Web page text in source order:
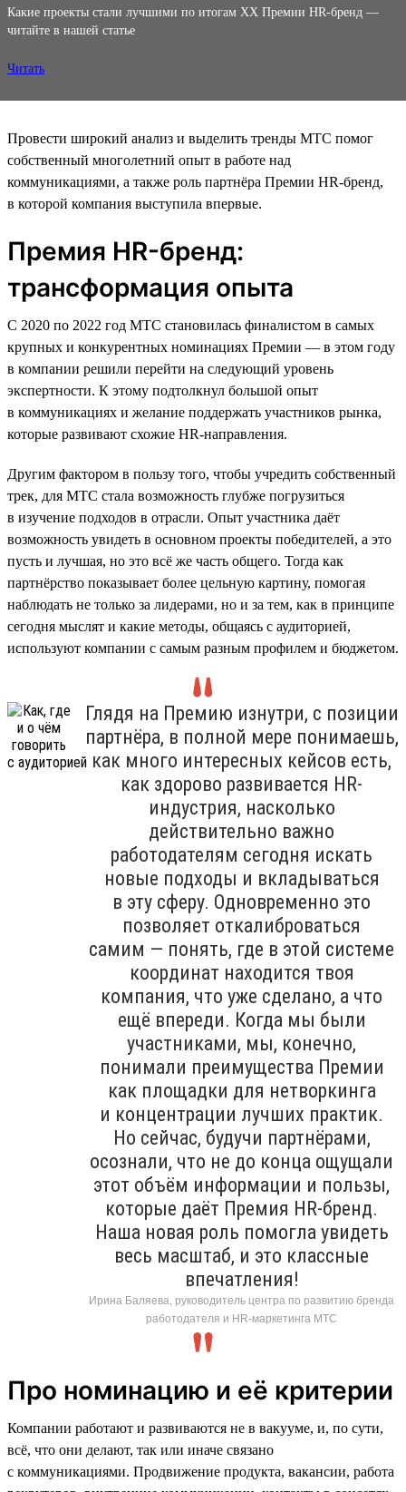
Какие проекты стали лучшими по итогам XX Премии HR-бренд —
читайте в нашей статье
Читать
Провести широкий анализ и выделить тренды МТС помог
собственный многолетний опыт в работе над
коммуникациями, а также роль партнёра Премии HR-бренд,
в которой компания выступила впервые.
Премия HR-бренд:
трансформация опыта
С 2020 по 2022 год МТС становилась финалистом в самых
крупных и конкурентных номинациях Премии — в этом году
в компании решили перейти на следующий уровень
экспертности. К этому подтолкнул большой опыт
в коммуникациях и желание поддержать участников рынка,
которые развивают схожие HR-направления.
Другим фактором в пользу того, чтобы учредить собственный
трек, для МТС стала возможность глубже погрузиться
в изучение подходов в отрасли. Опыт участника даёт
возможность увидеть в основном проекты победителей, а это
пусть и лучшая, но это всё же часть общего. Тогда как
партнёрство показывает более цельную картину, помогая
наблюдать не только за лидерами, но и за тем, как в принципе
сегодня мыслят и какие методы, общаясь с аудиторией,
используют компании с самым разным профилем и бюджетом.
Глядя на Премию изнутри, с позиции
партнёра, в полной мере понимаешь,
как много интересных кейсов есть,
как здорово развивается HR-
индустрия, насколько
действительно важно
работодателям сегодня искать
новые подходы и вкладываться
в эту сферу. Одновременно это
позволяет откалиброваться
самим — понять, где в этой системе
координат находится твоя
компания, что уже сделано, а что
ещё впереди. Когда мы были
участниками, мы, конечно,
понимали преимущества Премии
как площадки для нетворкинга
и концентрации лучших практик.
Но сейчас, будучи партнёрами,
осознали, что не до конца ощущали
этот объём информации и пользы,
которые даёт Премия HR-бренд.
Наша новая роль помогла увидеть
весь масштаб, и это классные
впечатления!
Ирина Баляева, руководитель центра по развитию бренда
работодателя и HR-маркетинга МТС
Про номинацию и её критерии
Компании работают и развиваются не в вакууме, и, по сути,
всё, что они делают, так или иначе связано
с коммуникациями. Продвижение продукта, вакансии, работа